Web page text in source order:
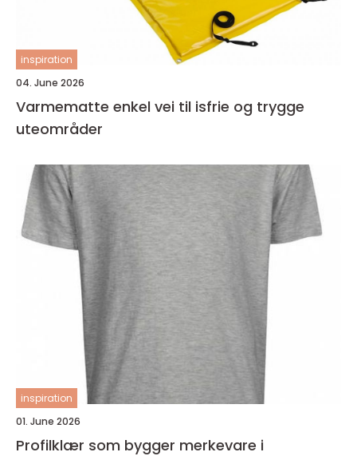
inspiration
04. June 2026
Varmematte enkel vei til isfrie og trygge
uteområder
inspiration
01. June 2026
Profilklær som bygger merkevare i